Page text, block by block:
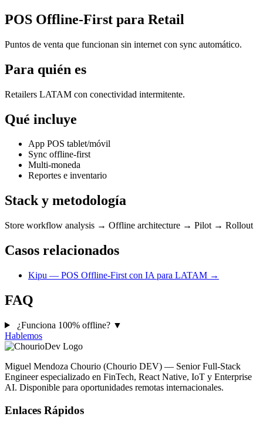
POS Offline-First para Retail
Puntos de venta que funcionan sin internet con sync automático.
Para quién es
Retailers LATAM con conectividad intermitente.
Qué incluye
App POS tablet/móvil
Sync offline-first
Multi-moneda
Reportes e inventario
Stack y metodología
Store workflow analysis → Offline architecture → Pilot → Rollout
Casos relacionados
Kipu — POS Offline-First con IA para LATAM →
FAQ
¿Funciona 100% offline? ▼
Hablemos
Miguel Mendoza Chourio (Chourio DEV) — Senior Full-Stack
Engineer especializado en FinTech, React Native, IoT y Enterprise
AI. Disponible para oportunidades remotas internacionales.
Enlaces Rápidos